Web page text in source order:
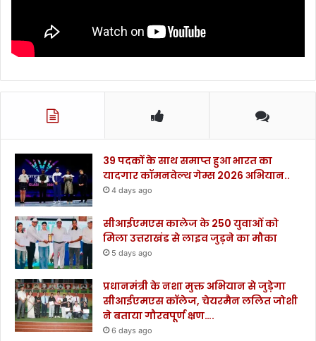
39 पदकों के साथ समाप्त हुआ भारत का
यादगार कॉमनवेल्थ गेम्स 2026 अभियान..
4 days ago
सीआईएमएस कालेज के 250 युवाओं को
मिला उत्तराखंड से लाइव जुड़ने का मौका
5 days ago
प्रधानमंत्री के नशा मुक्त अभियान से जुड़ेगा
सीआईएमएस कॉलेज, चेयरमैन ललित जोशी
ने बताया गौरवपूर्ण क्षण….
6 days ago